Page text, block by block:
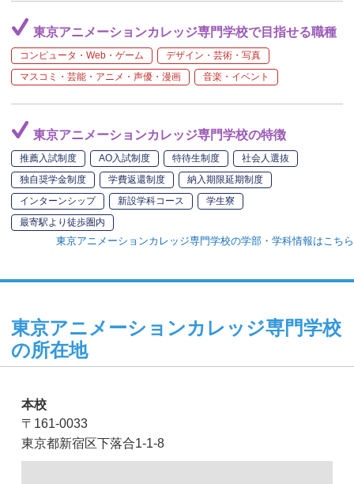
東京アニメーションカレッジ専門学校で目指せる職種
コンピュータ・Web・ゲーム
デザイン・芸術・写真
マスコミ・芸能・アニメ・声優・漫画
音楽・イベント
東京アニメーションカレッジ専門学校の特徴
推薦入試制度 AO入試制度 特待生制度
社会人選抜
独自奨学金制度
学費返還制度
納入期限延期制度
インターンシップ
新設学科コース
学生寮
最寄駅より徒歩圏内
東京アニメーションカレッジ専門学校の学部・学科情報はこちら
東京アニメーションカレッジ専門学校
の所在地
本校
〒161-0033
東京都新宿区下落合1-1-8